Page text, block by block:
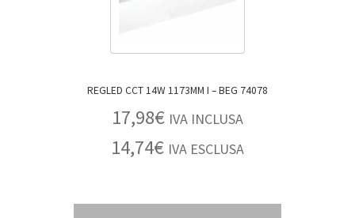
REGLED CCT 14W 1173MM I – BEG 74078
17,98€ IVA INCLUSA
14,74€ IVA ESCLUSA